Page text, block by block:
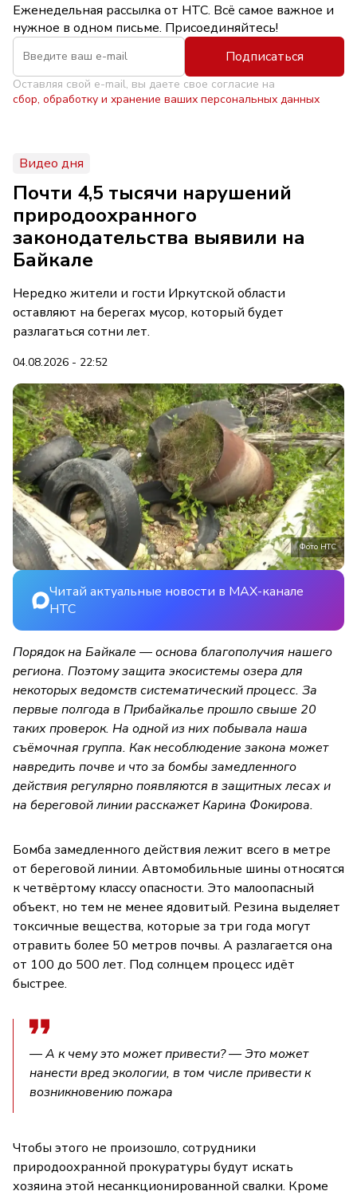
Еженедельная рассылка от НТС. Всё самое важное и
нужное в одном письме. Присоединяйтесь!
Подписаться
Оставляя свой e-mail, вы даете свое согласие на
сбор, обработку и хранение ваших персональных данных
Видео дня
Почти 4,5 тысячи нарушений
природоохранного
законодательства выявили на
Байкале
Нередко жители и гости Иркутской области
оставляют на берегах мусор, который будет
разлагаться сотни лет.
04.08.2026 - 22:52
Фото НТС
Читай актуальные новости в MAX-канале
НТС
Порядок на Байкале — основа благополучия нашего
региона. Поэтому защита экосистемы озера для
некоторых ведомств систематический процесс. За
первые полгода в Прибайкалье прошло свыше 20
таких проверок. На одной из них побывала наша
съёмочная группа. Как несоблюдение закона может
навредить почве и что за бомбы замедленного
действия регулярно появляются в защитных лесах и
на береговой линии расскажет Карина Фокирова.
Бомба замедленного действия лежит всего в метре
от береговой линии. Автомобильные шины относятся
к четвёртому классу опасности. Это малоопасный
объект, но тем не менее ядовитый. Резина выделяет
токсичные вещества, которые за три года могут
отравить более 50 метров почвы. А разлагается она
от 100 до 500 лет. Под солнцем процесс идёт
быстрее.
— А к чему это может привести? — Это может
нанести вред экологии, в том числе привести к
возникновению пожара
Чтобы этого не произошло, сотрудники
природоохранной прокуратуры будут искать
хозяина этой несанкционированной свалки. Кроме